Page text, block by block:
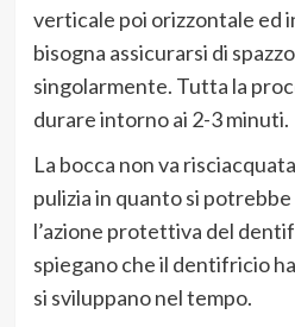
verticale poi orizzontale ed
bisogna assicurarsi di
singolarmente. Tutta la
durare intorno ai 2-3 minuti.
La bocca non va
pulizia in quanto si
l’azione protettiva del
spiegano che il dentifricio
si sviluppano nel tempo.